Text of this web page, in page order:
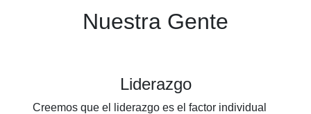
Nuestra Gente
Liderazgo
Creemos que el liderazgo es el factor individual